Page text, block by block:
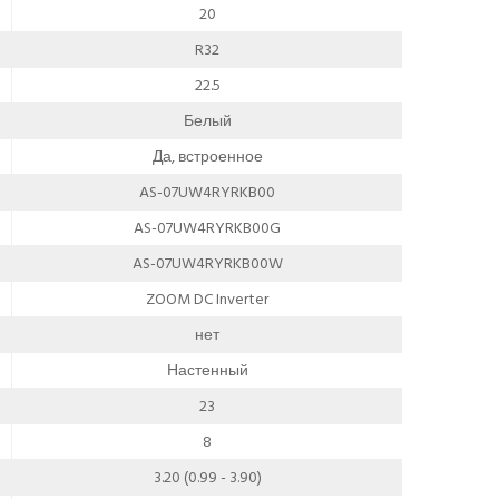
20
R32
22.5
Белый
Да, встроенное
AS-07UW4RYRKB00
AS-07UW4RYRKB00G
AS-07UW4RYRKB00W
ZOOM DC Inverter
нет
Настенный
23
8
3.20 (0.99 - 3.90)